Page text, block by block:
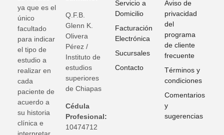
ya que es el
único
facultado
para indicar
el tipo de
estudio a
realizar en
cada
paciente de
acuerdo a
su historia
clínica e
Q.F.B.
Glenn K
Olivera
Pérez /
Instituto de
estudios
superiores
de Chiapas
Cédula
Profesional:
10474712
Servicio a
Domicilio
Facturación
Electrónica
Sucursales
Contacto
Aviso de
privacidad
del
programa
de cliente
frecuente
Términos y
condiciones
Comentarios
y
sugerencias